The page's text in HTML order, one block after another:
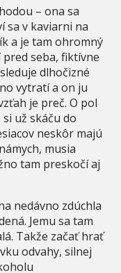
– ona sa
sa v kaviarni na
a je tam ohromný
seba, fiktívne
dlhočizné
vytratí a on ju
je preč. O pol
už skáču do
neskôr majú
musia
tam preskočí aj
nedávno zdúchla
Jemu sa tam
Takže začať hrať
odvahy, silnej